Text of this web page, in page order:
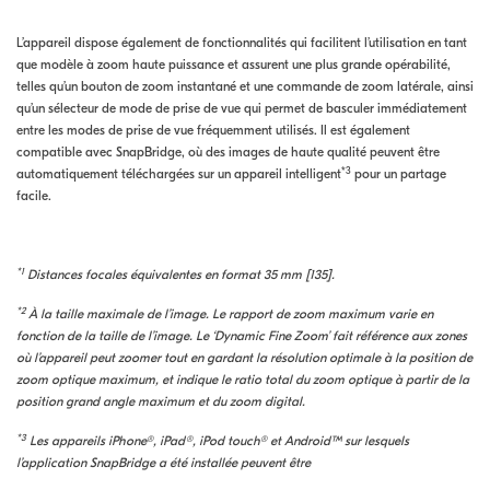
L’appareil dispose également de fonctionnalités qui facilitent l’utilisation en tant
que modèle à zoom haute puissance et assurent une plus grande opérabilité,
telles qu’un bouton de zoom instantané et une commande de zoom latérale, ainsi
qu’un sélecteur de mode de prise de vue qui permet de basculer immédiatement
entre les modes de prise de vue fréquemment utilisés. Il est également
compatible avec SnapBridge, où des images de haute qualité peuvent être
automatiquement téléchargées sur un appareil intelligent*3 pour un partage
facile.
*1 Distances focales équivalentes en format 35 mm [135].
*2À la taille maximale de l’image. Le rapport de zoom maximum varie en
fonction de la taille de l’image. Le ‘Dynamic Fine Zoom’ fait référence aux zones
où l’appareil peut zoomer tout en gardant la résolution optimale à la position de
zoom optique maximum, et indique le ratio total du zoom optique à partir de la
position grand angle maximum et du zoom digital.
*3 Les appareils iPhone®, iPad®, iPod touch® et Android™ sur lesquels
l’application SnapBridge a été installée peuvent être